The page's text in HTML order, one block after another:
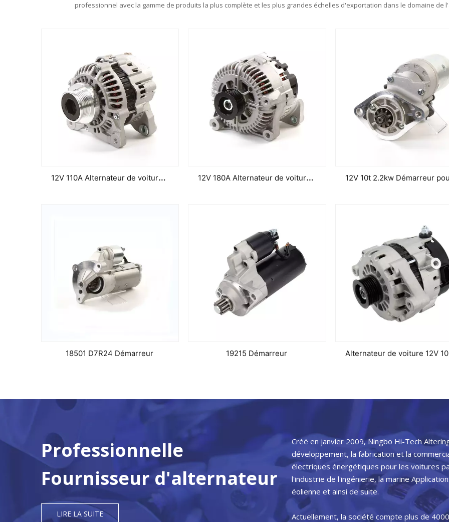
professionnel avec la gamme de produits la plus complète et les plus grandes échelles d'exportation dans le domaine
12V 110A Alternateur de voiture de pièces automobiles pour Mitsubishi Lester 23174 A2tb6481 12V 180A Alternateur de voiture de pièces automobiles pour Vl Lester 11262 TG17c010
18501 D7R24 Démarreur 19215 Démarreur
Professionnelle
Fournisseur d'alternateur
LIRE LA SUITE
Créé en janvier 2009, Ningbo Hi-Tech
développement, la fabrication et la
électriques énergétiques pour les voitures
l'industrie de l'ingénierie, la marine
éolienne et ainsi de suite.
Actuellement, la société compte plus de